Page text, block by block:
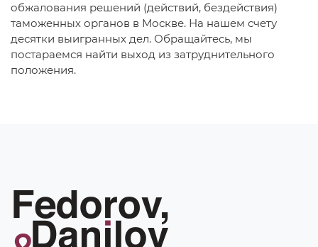
обжалования решений (действий, бездействия)
таможенных органов в Москве. На нашем счету
десятки выигранных дел. Обращайтесь, мы
постараемся найти выход из затруднительного
положения.